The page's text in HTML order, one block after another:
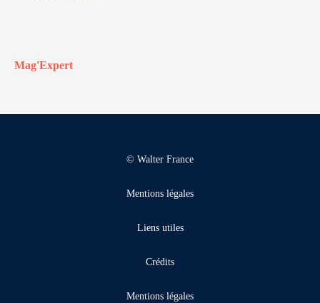
Mag'Expert
© Walter France
Mentions légales
Liens utiles
Crédits
Mentions légales